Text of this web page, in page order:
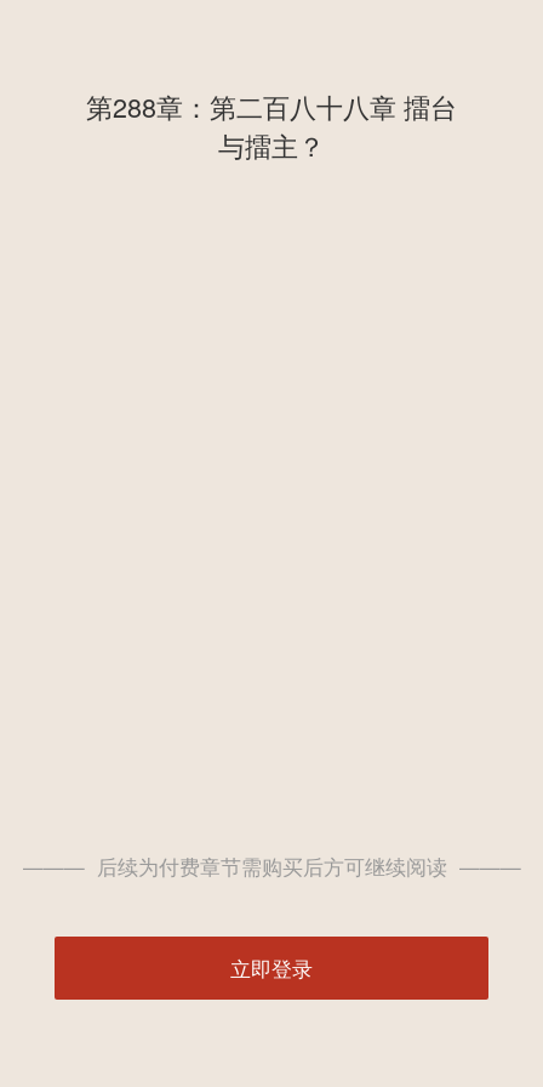
第288章：第二百八十八章 擂台
与擂主？
——— 后续为付费章节需购买后方可继续阅读 ———
立即登录